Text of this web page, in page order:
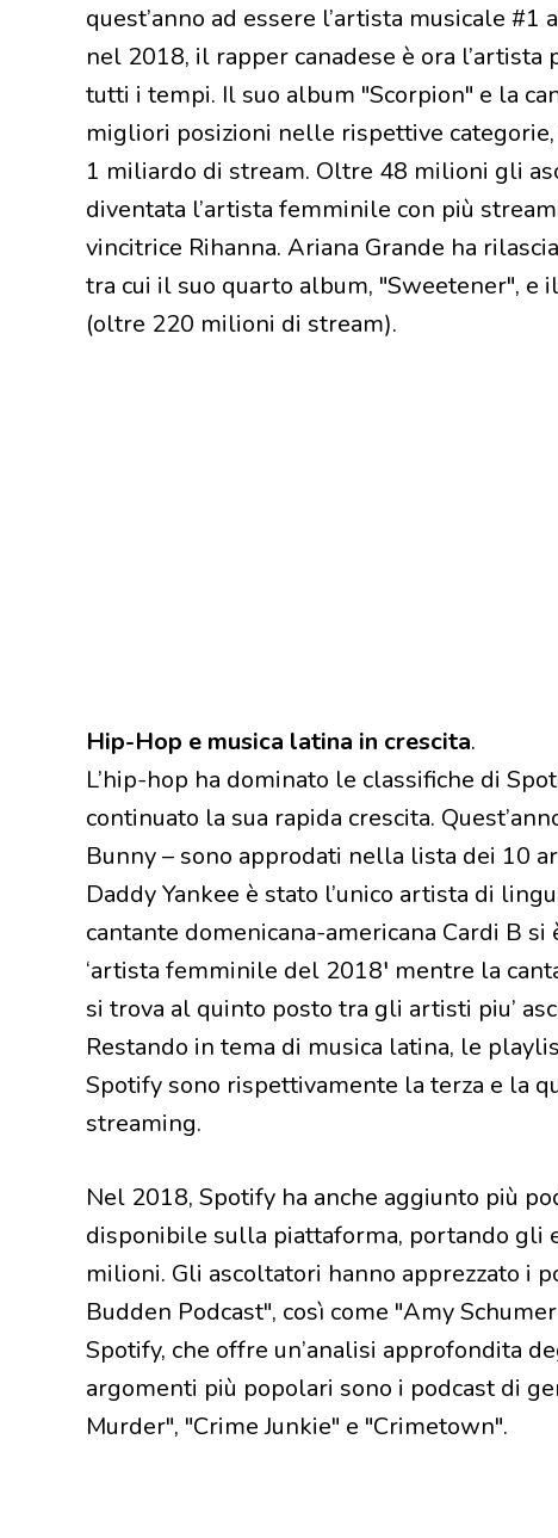
quest’anno ad essere l’artista musicale
nel 2018, il rapper canadese è ora
tutti i tempi. Il suo album "Scorpion" e la
migliori posizioni nelle rispettive
1 miliardo di stream. Oltre 48 milioni gli
diventata l’artista femminile con più
vincitrice Rihanna. Ariana Grande ha
tra cui il suo quarto album, "Sweetener", e
(oltre 220 milioni di stream).
Hip-Hop e musica latina in crescita.
L’hip-hop ha dominato le classifiche di
continuato la sua rapida crescita.
Bunny – sono approdati nella lista dei 10
Daddy Yankee è stato l’unico artista di
cantante domenicana-americana Cardi B
‘artista femminile del 2018′ mentre la
si trova al quinto posto tra gli artisti piu’
Restando in tema di musica latina, le
Spotify sono rispettivamente la terza e la
streaming.
Nel 2018, Spotify ha anche aggiunto più
disponibile sulla piattaforma, portando gli
milioni. Gli ascoltatori hanno apprezzato i
Budden Podcast", così come "Amy
Spotify, che offre un’analisi approfondita
argomenti più popolari sono i podcast di
Murder", "Crime Junkie" e "Crimetown".